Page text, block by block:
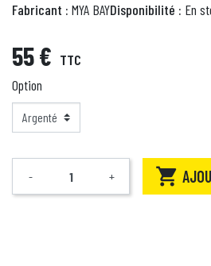
Fabricant : MYA BAYDisponibilité : En
55 € TTC
Option
Quantité
- + 